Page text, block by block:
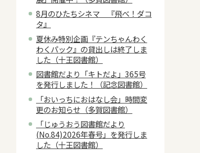
8月のひたちシネマ 『飛べ！ダコ
タ』
夏休み特別企画『テンちゃんわく
わくパック』の貸出しは終了しま
した（十王図書館）
図書館だより「キトだよ」365号
を発行しました！（記念図書館）
「おいっちにおはなし会」時間変
更のお知らせ（多賀図書館）
「じゅうおう図書館だより
(No.84)2026年春号」を発行しま
した（十王図書館）